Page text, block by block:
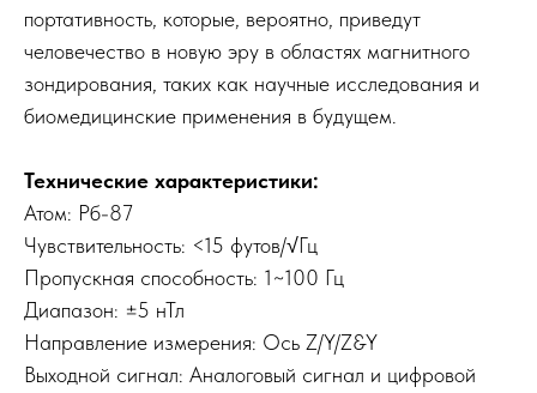
портативность, которые, вероятно, приведут
человечество в новую эру в областях магнитного
зондирования, таких как научные исследования и
биомедицинские применения в будущем.
Технические характеристики:
Атом: Рб-87
Чувствительность: <15 футов/√Гц
Пропускная способность: 1~100 Гц
Диапазон: ±5 нТл
Направление измерения: Ось Z/Y/Z&Y
Выходной сигнал: Аналоговый сигнал и цифровой